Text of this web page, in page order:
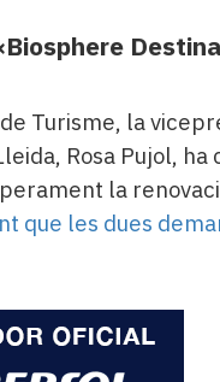
Turisme, la
Rosa Pujol,
la
que les dues